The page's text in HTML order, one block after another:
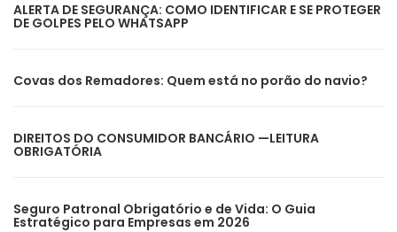
ALERTA DE SEGURANÇA: COMO IDENTIFICAR E SE PROTEGER
DE GOLPES PELO WHATSAPP
Covas dos Remadores: Quem está no porão do navio?
DIREITOS DO CONSUMIDOR BANCÁRIO —LEITURA
OBRIGATÓRIA
Seguro Patronal Obrigatório e de Vida: O Guia
Estratégico para Empresas em 2026